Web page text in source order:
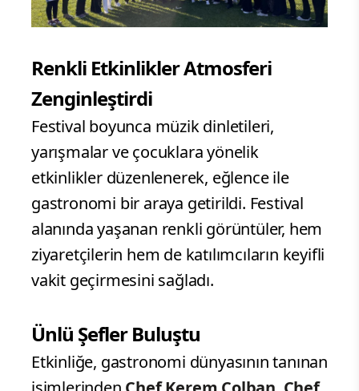
Renkli Etkinlikler Atmosferi
Zenginleştirdi
Festival boyunca müzik dinletileri,
yarışmalar ve çocuklara yönelik
etkinlikler düzenlenerek, eğlence ile
gastronomi bir araya getirildi. Festival
alanında yaşanan renkli görüntüler, hem
ziyaretçilerin hem de katılımcıların keyifli
vakit geçirmesini sağladı.
Ünlü Şefler Buluştu
Etkinliğe, gastronomi dünyasının tanınan